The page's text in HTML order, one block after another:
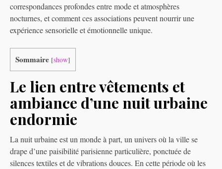
correspondances profondes entre mode et atmosphères
nocturnes, et comment ces associations peuvent nourrir une
expérience sensorielle et émotionnelle unique.
Sommaire [show]
Le lien entre vêtements et
ambiance d’une nuit urbaine
endormie
La nuit urbaine est un monde à part, un univers où la ville se
drape d’une paisibilité parisienne particulière, ponctuée de
silences textiles et de vibrations douces. En cette période où les